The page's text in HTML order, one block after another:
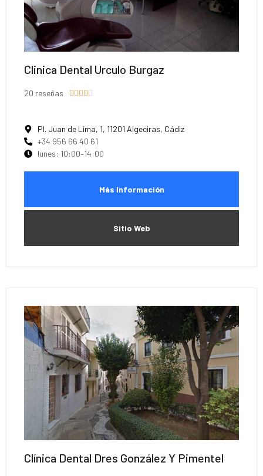
Clinica Dental Urculo Burgaz
20 reseñas     
Pl. Juan de Lima, 1, 11201 Algeciras, Cádiz
+34 956 66 40 61
lunes: 10:00–14:00
Más Información
Sitio Web
Clínica Dental Dres González Y Pimentel